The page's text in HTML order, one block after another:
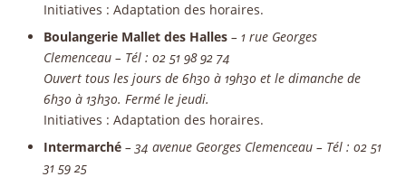
Initiatives : Adaptation des horaires.
Boulangerie Mallet des Halles – 1 rue Georges
Clemenceau – Tél : 02 51 98 92 74
Ouvert tous les jours de 6h30 à 19h30 et le dimanche de
6h30 à 13h30. Fermé le jeudi.
Initiatives : Adaptation des horaires.
Intermarché – 34 avenue Georges Clemenceau – Tél : 02 51
31 59 25